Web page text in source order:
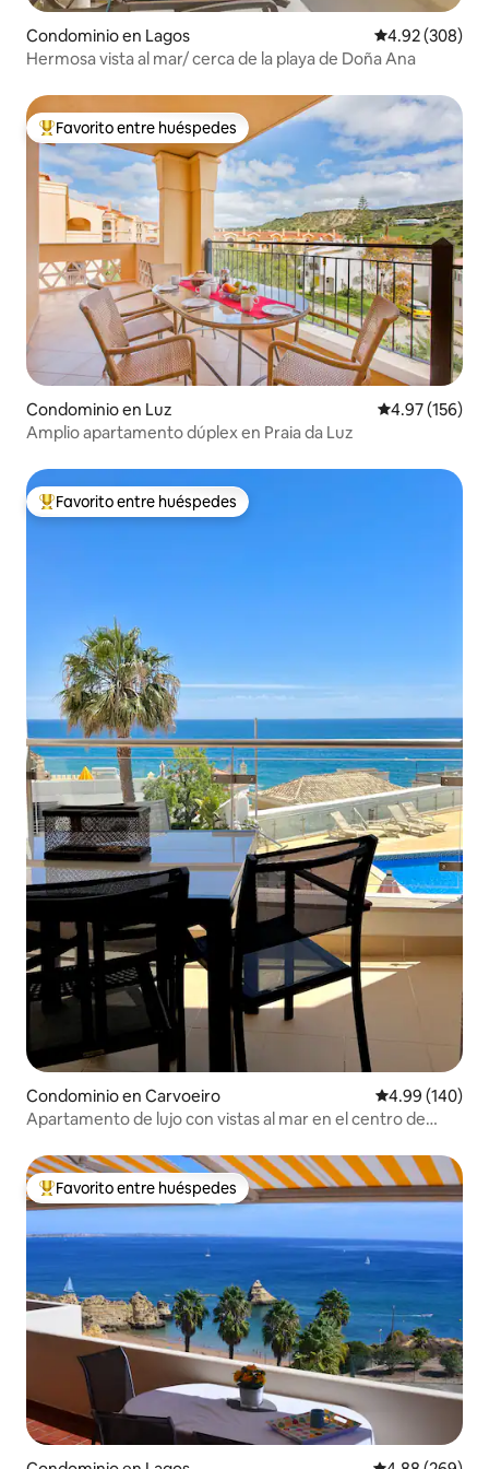
Condominio en Lagos Calificación
4.92 (308)
Hermosa vista al mar/ cerca de la playa de Doña Ana
De los mejores en Favorito entre huéspedes
Favorito entre huéspedes
Condominio en Luz Calificación
4.97 (156)
Amplio apartamento dúplex en Praia da Luz
De los mejores en Favorito entre huéspedes
Favorito entre huéspedes
Condominio en Carvoeiro Calificación
4.99 (140)
Apartamento de lujo con vistas al mar en el centro de
De los mejores en Favorito entre huéspedes
Favorito entre huéspedes